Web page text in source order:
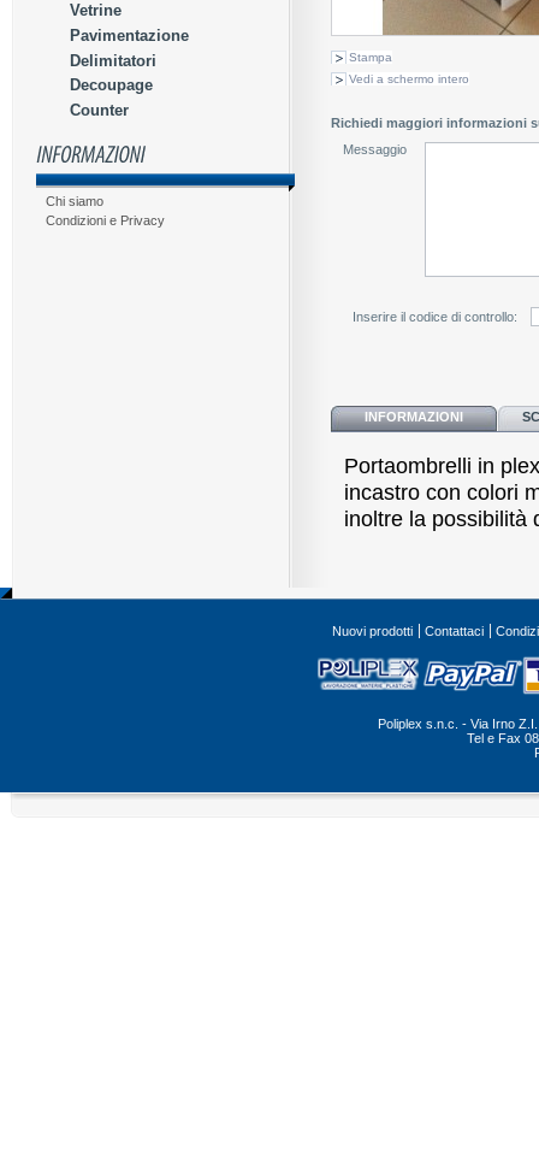
Vetrine
Pavimentazione
Delimitatori
Decoupage
Counter
Chi siamo
Condizioni e Privacy
Stampa
Vedi a schermo intero
Richiedi maggiori informazioni
Messaggio
Inserire il codice di controllo:
INFORMAZIONI
Portaombrelli in
incastro con colori
inoltre la possibilità
Nuovi prodotti Contattaci
Poliplex s.n.c. - Via Irno
Tel e Fax